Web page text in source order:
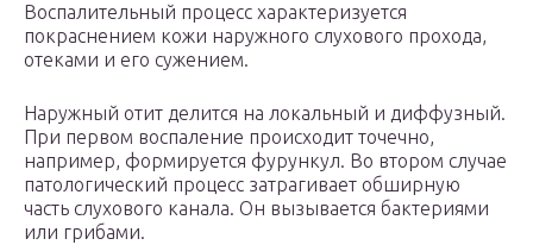
Воспалительный процесс характеризуется
покраснением кожи наружного слухового прохода,
отеками и его сужением.
Наружный отит делится на локальный и диффузный.
При первом воспаление происходит точечно,
например, формируется фурункул. Во втором случае
патологический процесс затрагивает обширную
часть слухового канала. Он вызывается бактериями
или грибами.